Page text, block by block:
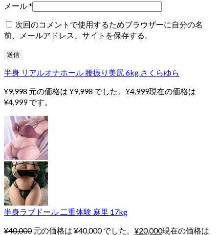
メール*
次回のコメントで使用するためブラウザーに自分の名
前、メールアドレス、サイトを保存する。
半身 リアルオナホール 腰振り美尻 6kg さくらゆら
¥9,998 元の価格は ¥9,998 でした。 ¥4,999現在の価格は
¥4,999 です。
半身ラブドール 二重体験 麻里 17kg
¥40,000 元の価格は ¥40,000 でした。 ¥20,000現在の価格は